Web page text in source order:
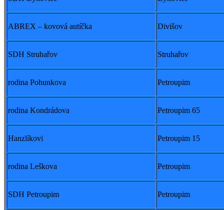
ABREX – kovová autíčka Divišov
SDH Struhařov Struhařov
rodina Pohunkova Petroupim
rodina Kondrádova Petroupim 65
Hanzlíkovi Petroupim 15
rodina Leškova Petroupim
SDH Petroupim Petroupim